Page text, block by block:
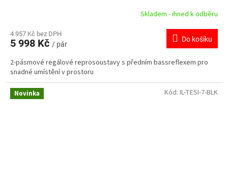
R
M
A
Skladem - ihned k odběru
4 957 Kč bez DPH
5 998 Kč / pár
Do košíku
2-pásmové regálové reprosoustavy s předním bassreflexem pro
snadné umístění v prostoru
Novinka Kód: IL-TESI-7-BLK